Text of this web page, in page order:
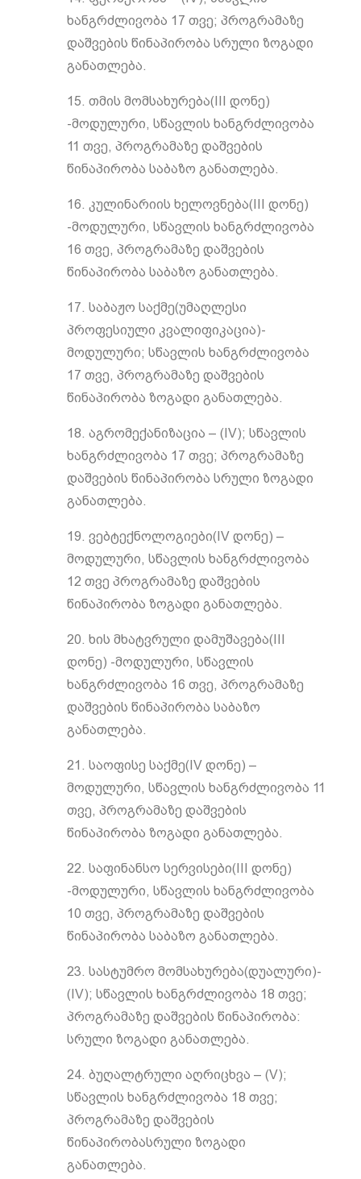
ხანგრძლივობა 17 თვე; პროგრამაზე
დაშვების წინაპირობა სრული ზოგადი
განათლება.
15. თმის მომსახურება(III დონე)
-მოდულური, სწავლის ხანგრძლივობა
11 თვე, პროგრამაზე დაშვების
წინაპირობა საბაზო განათლება.
16. კულინარიის ხელოვნება(III დონე)
-მოდულური, სწავლის ხანგრძლივობა
16 თვე, პროგრამაზე დაშვების
წინაპირობა საბაზო განათლება.
17. საბაჟო საქმე(უმაღლესი
პროფესიული კვალიფიკაცია)-
მოდულური; სწავლის ხანგრძლივობა
17 თვე, პროგრამაზე დაშვების
წინაპირობა ზოგადი განათლება.
18. აგრომექანიზაცია – (IV); სწავლის
ხანგრძლივობა 17 თვე; პროგრამაზე
დაშვების წინაპირობა სრული ზოგადი
განათლება.
19. ვებტექნოლოგიები(IV დონე) –
მოდულური, სწავლის ხანგრძლივობა
12 თვე პროგრამაზე დაშვების
წინაპირობა ზოგადი განათლება.
20. ხის მხატვრული დამუშავება(III
დონე) -მოდულური, სწავლის
ხანგრძლივობა 16 თვე, პროგრამაზე
დაშვების წინაპირობა საბაზო
განათლება.
21. საოფისე საქმე(IV დონე) –
მოდულური, სწავლის ხანგრძლივობა 11
თვე, პროგრამაზე დაშვების
წინაპირობა ზოგადი განათლება.
22. საფინანსო სერვისები(III დონე)
-მოდულური, სწავლის ხანგრძლივობა
10 თვე, პროგრამაზე დაშვების
წინაპირობა საბაზო განათლება.
23. სასტუმრო მომსახურება(დუალური)-
(IV); სწავლის ხანგრძლივობა 18 თვე;
პროგრამაზე დაშვების წინაპირობა:
სრული ზოგადი განათლება.
24. ბუღალტრული აღრიცხვა – (V);
სწავლის ხანგრძლივობა 18 თვე;
პროგრამაზე დაშვების
წინაპირობასრული ზოგადი
განათლება.